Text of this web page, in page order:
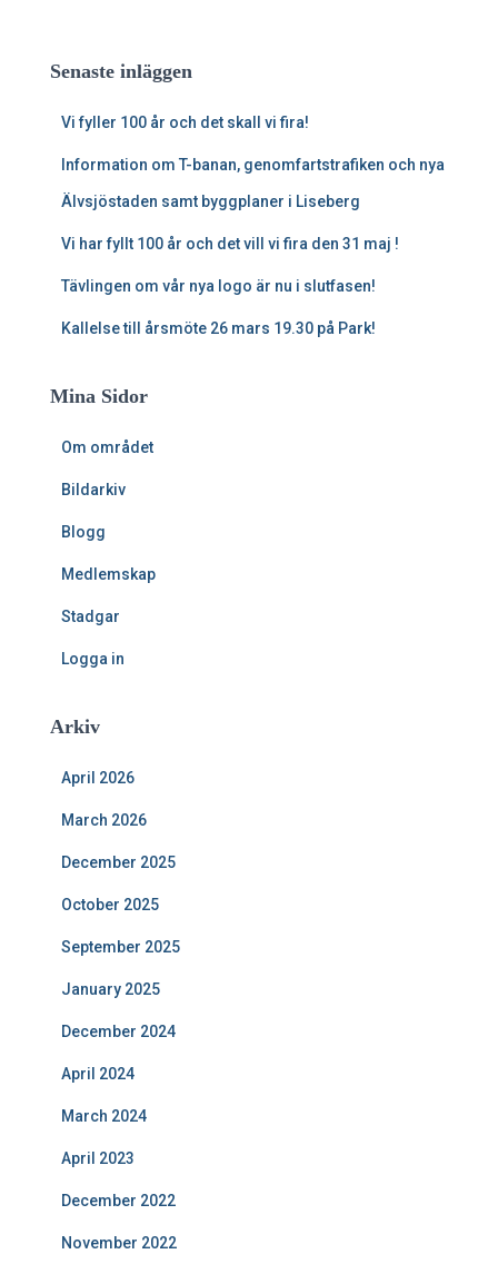
Senaste inläggen
Vi fyller 100 år och det skall vi fira!
Information om T-banan, genomfartstrafiken och nya
Älvsjöstaden samt byggplaner i Liseberg
Vi har fyllt 100 år och det vill vi fira den 31 maj !
Tävlingen om vår nya logo är nu i slutfasen!
Kallelse till årsmöte 26 mars 19.30 på Park!
Mina Sidor
Om området
Bildarkiv
Blogg
Medlemskap
Stadgar
Logga in
Arkiv
April 2026
March 2026
December 2025
October 2025
September 2025
January 2025
December 2024
April 2024
March 2024
April 2023
December 2022
November 2022